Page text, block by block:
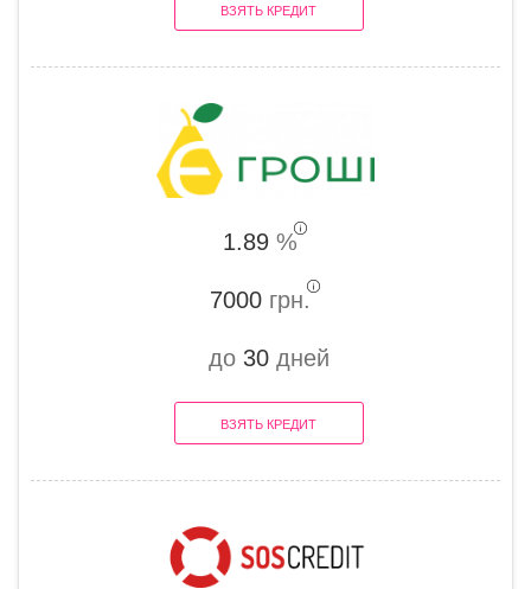
ВЗЯТЬ КРЕДИТ
1.89%
7000грн.
до 30дней
ВЗЯТЬ КРЕДИТ